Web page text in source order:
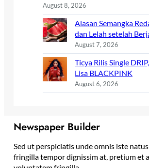
August 8, 2026
Alasan Semangka
dan Lelah setelah
August 7, 2026
Ticya Rilis Single
Lisa BLACKPINK
August 6, 2026
Newspaper Builder
Sed ut perspiciatis unde omnis iste
fringilla tempor dignissim at, pretium et